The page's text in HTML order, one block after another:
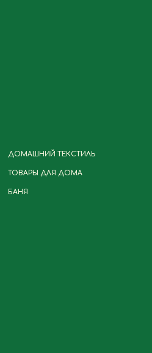
ДОМАШНИЙ ТЕКСТИЛЬ
ТОВАРЫ ДЛЯ ДОМА
БАНЯ